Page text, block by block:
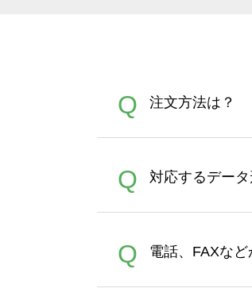
Q 注文方法は？
A
す。 30枚
さい。製作
Q 対応するデータ
A
ズは、
Illustratorか
Q 電話、FAXな